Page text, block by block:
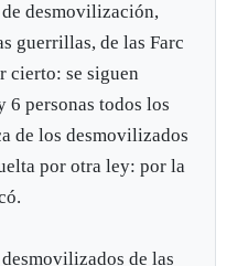
de desmovilización,
guerrillas, de las Farc
cierto: se siguen
6 personas todos los
de los desmovilizados
por otra ley: por la
de las